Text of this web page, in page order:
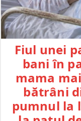
Fiul unei
bani în
mama
bătrâni
pumnul la